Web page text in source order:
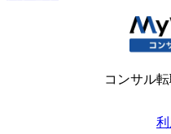
コンサル